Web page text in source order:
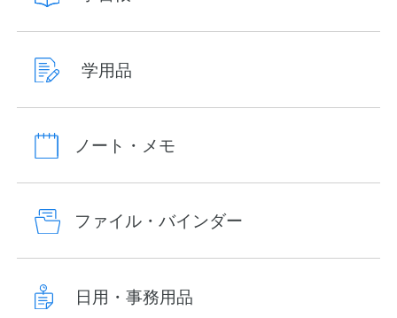
学用品
ノート・メモ
ファイル・バインダー
日用・事務用品